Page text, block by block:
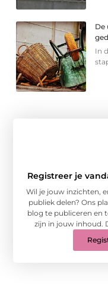
De
In
Registreer je
Wil je jouw inzichten,
publiek delen? Ons
blog te publiceren en
zijn in jouw inhoud.